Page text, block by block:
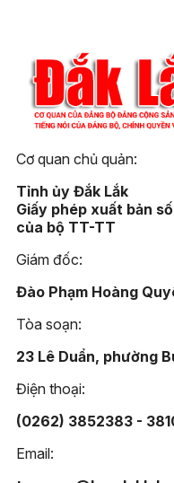
Cơ quan chủ quản:
Tỉnh ủy Đắk Lắk
Giấy phép xuất bản
của bộ TT-TT
Giám đốc:
Đào Phạm Hoàng
Tòa soạn:
23 Lê Duẩn, phường
Điện thoại:
(0262) 3852383 -
Email: